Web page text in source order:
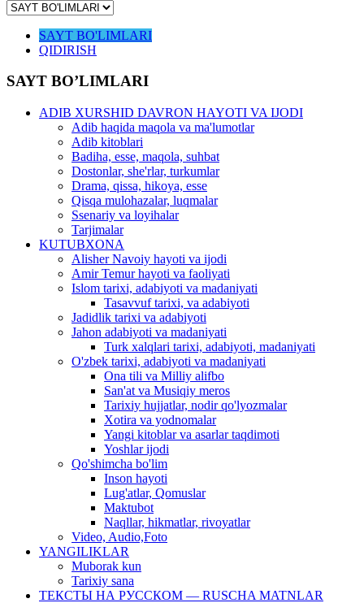
SAYT BO'LIMLARI
QIDIRISH
SAYT BO’LIMLARI
ADIB XURSHID DAVRON HAYOTI VA IJODI
Adib haqida maqola va ma'lumotlar
Adib kitoblari
Badiha, esse, maqola, suhbat
Dostonlar, she'rlar, turkumlar
Drama, qissa, hikoya, esse
Qisqa mulohazalar, luqmalar
Ssenariy va loyihalar
Tarjimalar
KUTUBXONA
Alisher Navoiy hayoti va ijodi
Amir Temur hayoti va faoliyati
Islom tarixi, adabiyoti va madaniyati
Tasavvuf tarixi, va adabiyoti
Jadidlik tarixi va adabiyoti
Jahon adabiyoti va madaniyati
Turk xalqlari tarixi, adabiyoti, madaniyati
O'zbek tarixi, adabiyoti va madaniyati
Ona tili va Milliy alifbo
San'at va Musiqiy meros
Tarixiy hujjatlar, nodir qo'lyozmalar
Xotira va yodnomalar
Yangi kitoblar va asarlar taqdimoti
Yoshlar ijodi
Qo'shimcha bo'lim
Inson hayoti
Lug'atlar, Qomuslar
Maktubot
Naqllar, hikmatlar, rivoyatlar
Video, Audio,Foto
YANGILIKLAR
Muborak kun
Tarixiy sana
ТЕКСТЫ НА РУССКОМ — RUSCHA MATNLAR